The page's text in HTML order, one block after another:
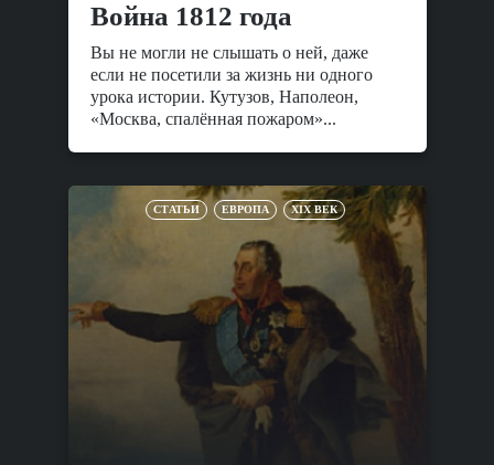
Война 1812 года
Вы не могли не слышать о ней, даже
если не посетили за жизнь ни одного
урока истории. Кутузов, Наполеон,
«Москва, спалённая пожаром»...
СТАТЬИ ЕВРОПА XIX ВЕК